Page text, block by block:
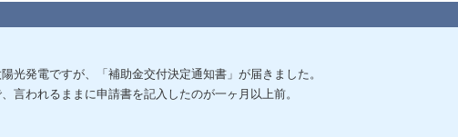
光発電ですが、「補助金交付決定通知書」が届きました。
言われるままに申請書を記入したのが一ヶ月以上前。